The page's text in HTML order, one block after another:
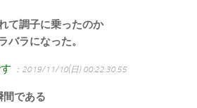
て調子に乗ったのか
バラになった。
：2019/11/10(日) 00:22:30.55
間である